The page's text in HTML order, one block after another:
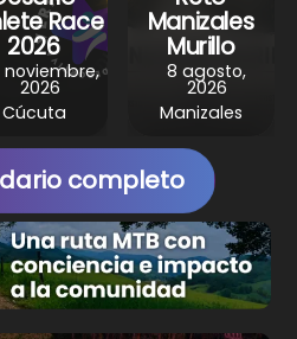
tRace
2026
noviembre,
2026
Cúcuta
Manizales
Murillo
8 agosto,
2026
Manizales
completo